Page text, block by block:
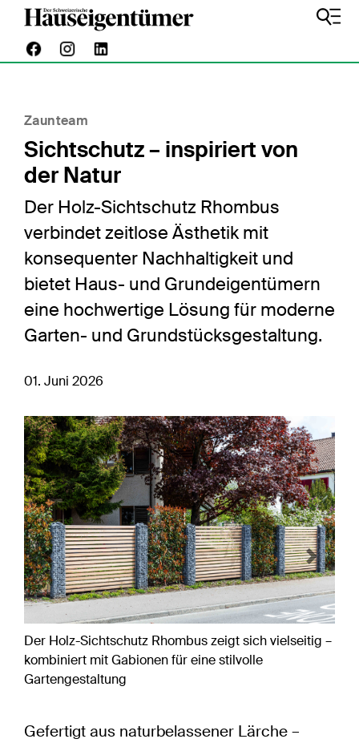
Zaunteam
Sichtschutz – inspiriert von
der Natur
Der Holz-Sichtschutz Rhombus
verbindet zeitlose Ästhetik mit
konsequenter Nachhaltigkeit und
bietet Haus- und Grundeigentümern
eine hochwertige Lösung für moderne
Garten- und Grundstücksgestaltung.
01. Juni 2026
Der Holz-Sichtschutz Rhombus zeigt sich vielseitig –
kombiniert mit Gabionen für eine stilvolle
Gartengestaltung
Previous Next
Gefertigt aus naturbelassener Lärche –